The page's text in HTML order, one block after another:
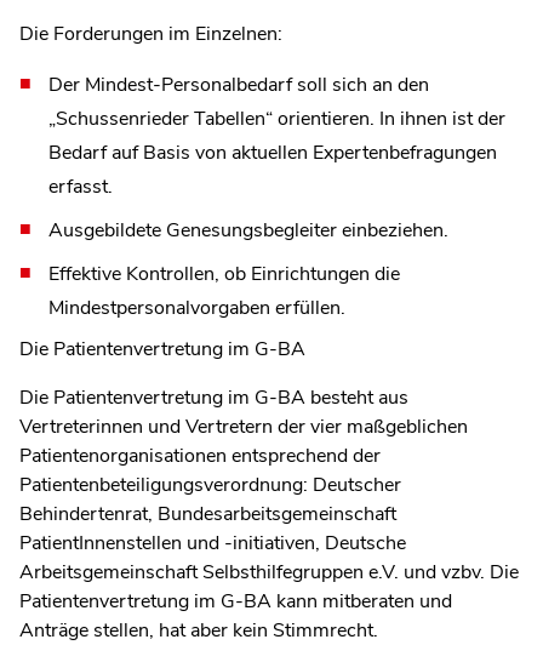
Die Forderungen im Einzelnen:
Der Mindest-Personalbedarf soll sich an den
„Schussenrieder Tabellen“ orientieren. In ihnen ist der
Bedarf auf Basis von aktuellen Expertenbefragungen
erfasst.
Ausgebildete Genesungsbegleiter einbeziehen.
Effektive Kontrollen, ob Einrichtungen die
Mindestpersonalvorgaben erfüllen.
Die Patientenvertretung im G-BA
Die Patientenvertretung im G-BA besteht aus
Vertreterinnen und Vertretern der vier maßgeblichen
Patientenorganisationen entsprechend der
Patientenbeteiligungsverordnung: Deutscher
Behindertenrat, Bundesarbeitsgemeinschaft
PatientInnenstellen und -initiativen, Deutsche
Arbeitsgemeinschaft Selbsthilfegruppen e.V. und vzbv. Die
Patientenvertretung im G-BA kann mitberaten und
Anträge stellen, hat aber kein Stimmrecht.